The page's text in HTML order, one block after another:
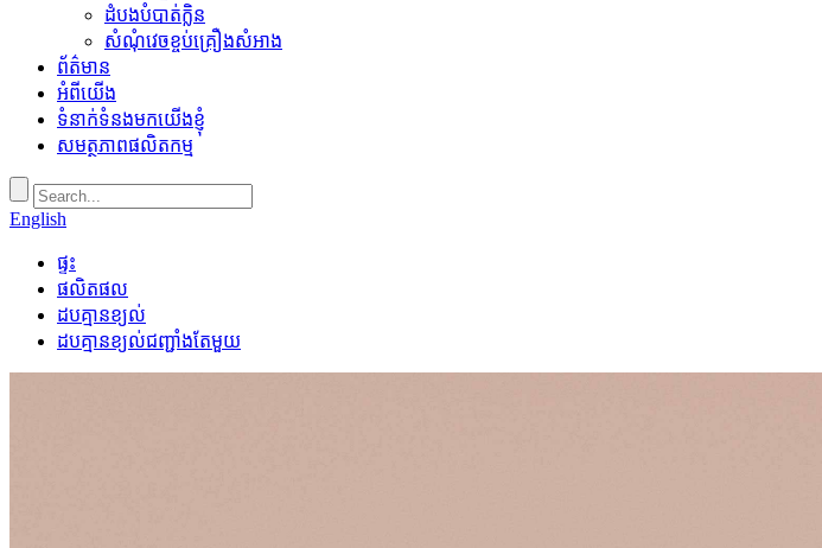
ដំបងបំបាត់ក្លិន
សំណុំវេចខ្ចប់គ្រឿងសំអាង
ព័ត៌មាន
អំពីយើង
ទំនាក់ទំនងមកយើងខ្ញុំ
សមត្ថភាពផលិតកម្ម
English
ផ្ទះ
ផលិតផល
ដបគ្មានខ្យល់
ដបគ្មានខ្យល់ជញ្ជាំងតែមួយ